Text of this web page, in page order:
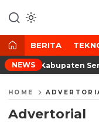
ke
konten
BERITA
NEWS
Sekda Kabupaten
HOME
Advertorial